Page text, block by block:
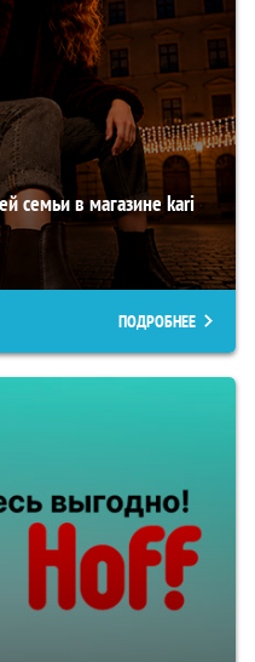
семьи в магазине kari
ПОДРОБНЕЕ